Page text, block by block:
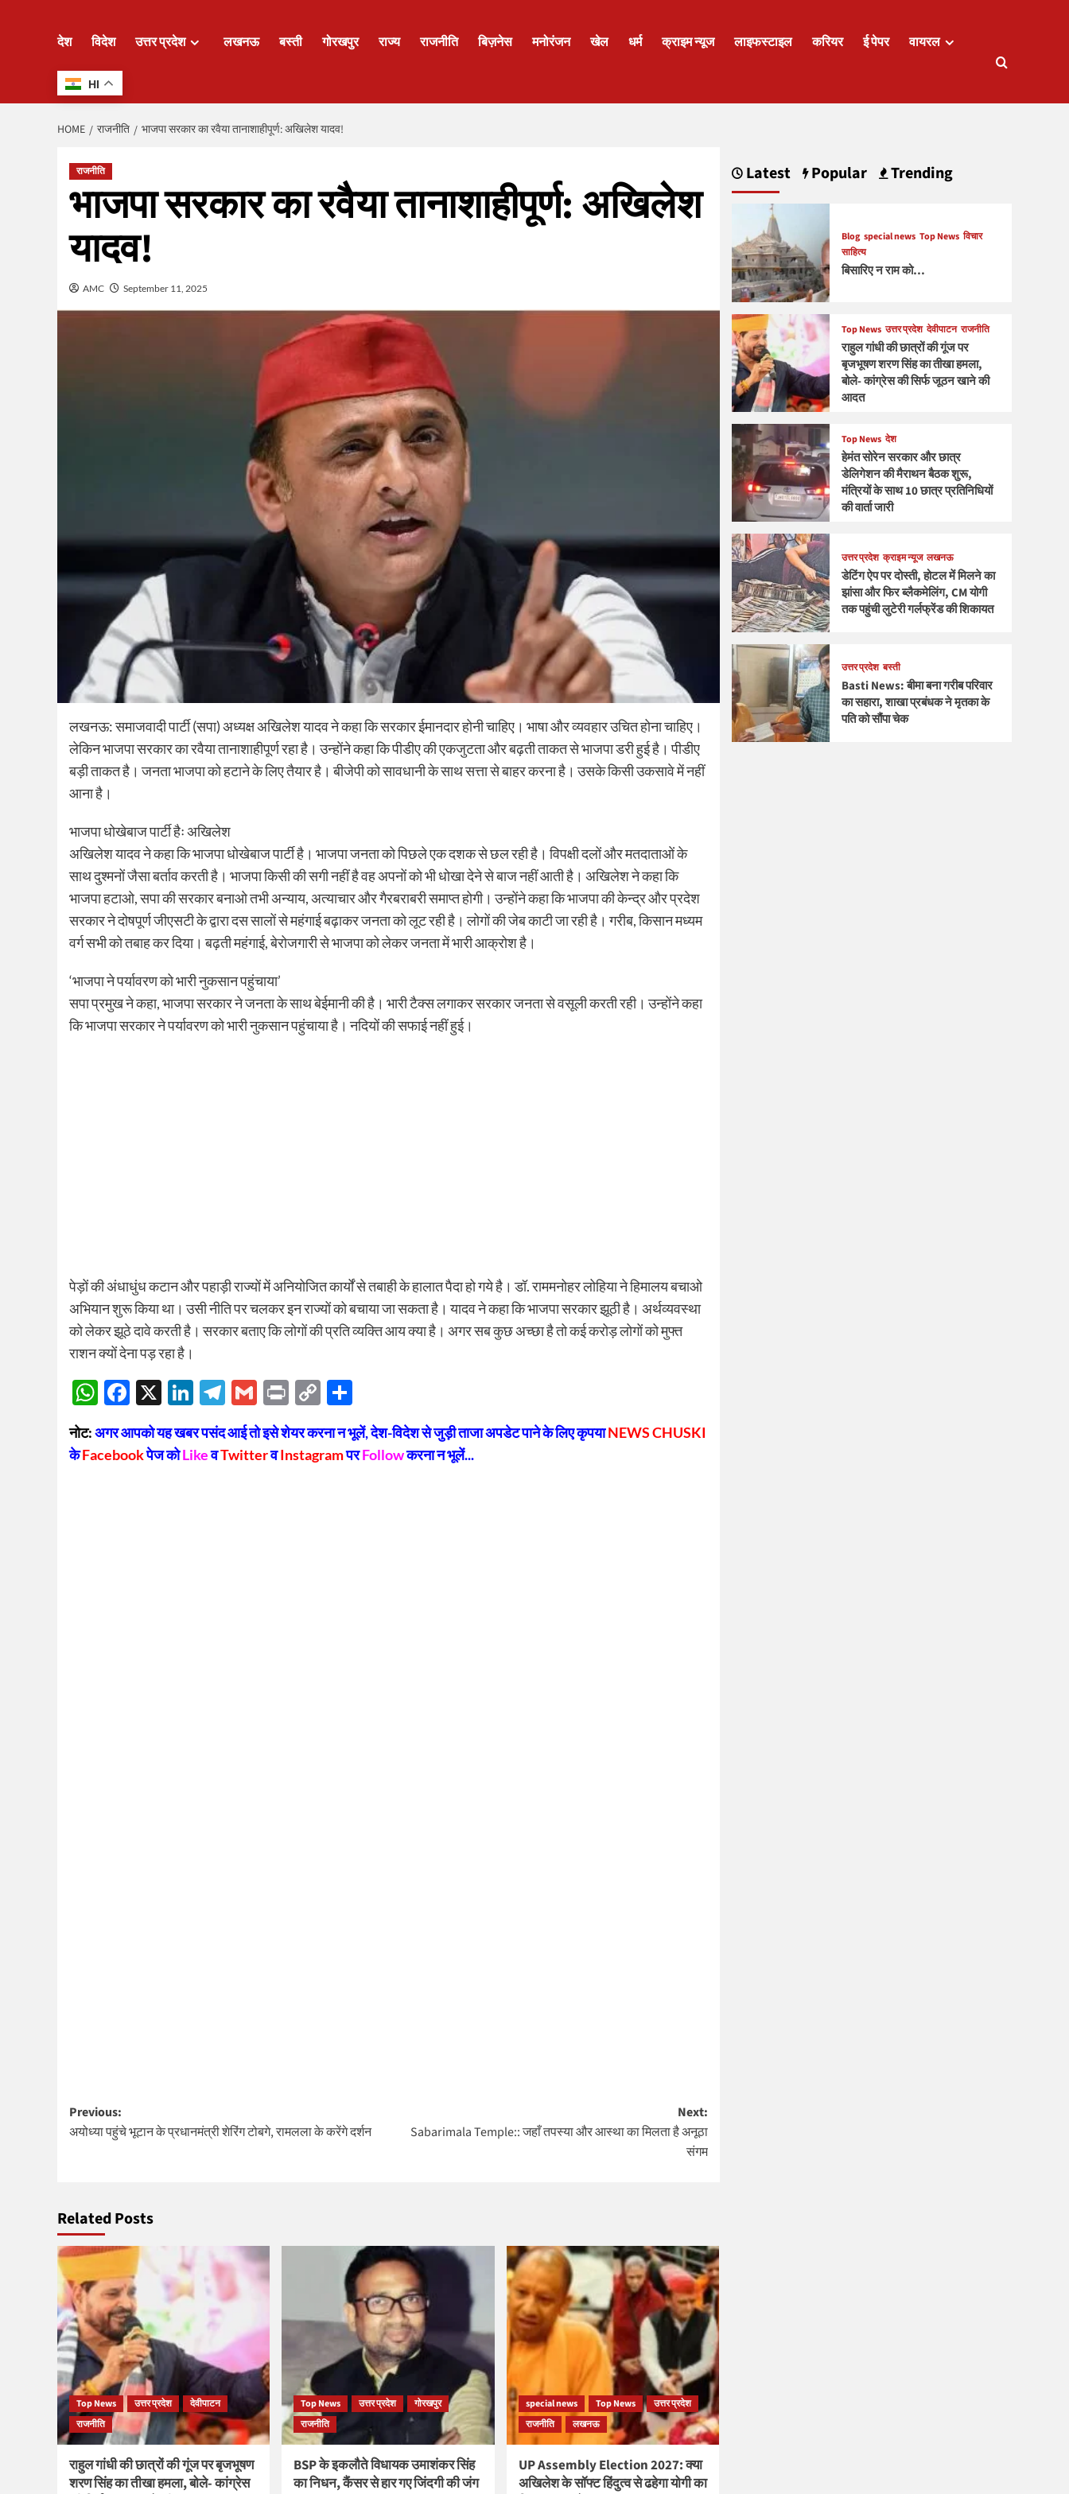
देश विदेश उत्तर प्रदेश लखनऊ बस्ती गोरखपुर राज्य राजनीति बिज़नेस मनोरंजन खेल धर्म क्राइम न्यूज लाइफस्टाइल करियर ई पेपर वायरल
HI
HOME राजनीति भाजपा सरकार का रवैया तानाशाहीपूर्ण: अखिलेश यादव!
राजनीति
भाजपा सरकार का रवैया तानाशाहीपूर्ण: अखिलेश
यादव!
AMC September 11, 2025
लखनऊ: समाजवादी पार्टी (सपा) अध्यक्ष अखिलेश यादव ने कहा कि सरकार ईमानदार होनी चाहिए। भाषा और व्यवहार उचित होना चाहिए।
लेकिन भाजपा सरकार का रवैया तानाशाहीपूर्ण रहा है। उन्होंने कहा कि पीडीए की एकजुटता और बढ़ती ताकत से भाजपा डरी हुई है। पीडीए
बड़ी ताकत है। जनता भाजपा को हटाने के लिए तैयार है। बीजेपी को सावधानी के साथ सत्ता से बाहर करना है। उसके किसी उकसावे में नहीं
आना है।
भाजपा धोखेबाज पार्टी हैः अखिलेश
अखिलेश यादव ने कहा कि भाजपा धोखेबाज पार्टी है। भाजपा जनता को पिछले एक दशक से छल रही है। विपक्षी दलों और मतदाताओं के
साथ दुश्मनों जैसा बर्ताव करती है। भाजपा किसी की सगी नहीं है वह अपनों को भी धोखा देने से बाज नहीं आती है। अखिलेश ने कहा कि
भाजपा हटाओ, सपा की सरकार बनाओ तभी अन्याय, अत्याचार और गैरबराबरी समाप्त होगी। उन्होंने कहा कि भाजपा की केन्द्र और प्रदेश
सरकार ने दोषपूर्ण जीएसटी के द्वारा दस सालों से महंगाई बढ़ाकर जनता को लूट रही है। लोगों की जेब काटी जा रही है। गरीब, किसान मध्यम
वर्ग सभी को तबाह कर दिया। बढ़ती महंगाई, बेरोजगारी से भाजपा को लेकर जनता में भारी आक्रोश है।
‘भाजपा ने पर्यावरण को भारी नुकसान पहुंचाया’
सपा प्रमुख ने कहा, भाजपा सरकार ने जनता के साथ बेईमानी की है। भारी टैक्स लगाकर सरकार जनता से वसूली करती रही। उन्होंने कहा
कि भाजपा सरकार ने पर्यावरण को भारी नुकसान पहुंचाया है। नदियों की सफाई नहीं हुई।
पेड़ों की अंधाधुंध कटान और पहाड़ी राज्यों में अनियोजित कार्यों से तबाही के हालात पैदा हो गये है। डॉ. राममनोहर लोहिया ने हिमालय बचाओ
अभियान शुरू किया था। उसी नीति पर चलकर इन राज्यों को बचाया जा सकता है। यादव ने कहा कि भाजपा सरकार झूठी है। अर्थव्यवस्था
को लेकर झूठे दावे करती है। सरकार बताए कि लोगों की प्रति व्यक्ति आय क्या है। अगर सब कुछ अच्छा है तो कई करोड़ लोगों को मुफ्त
राशन क्यों देना पड़ रहा है।
WhatsApp
Facebook
X LinkedIn
Telegram
GmailPrintCopy
Link
नोट:अगर आपको यह खबर पसंद आई तो इसे शेयर करना न भूलें, देश-विदेश से जुड़ी ताजा अपडेट पाने के लिए कृपयाNEWS CHUSKI
केFacebookपेज कोLikeवTwitterवInstagramपरFollowकरना न भूलें...
Post
navigation
Previous:
अयोध्या पहुंचे भूटान के प्रधानमंत्री शेरिंग टोबगे, रामलला के करेंगे दर्शन
Next:
Sabarimala Temple:: जहाँ तपस्या और आस्था का मिलता है अनूठा
संगम
Related Posts
Top News उत्तर प्रदेश
देवीपाटन
राजनीति
राहुल गांधी की छात्रों की गूंज पर बृजभूषण
शरण सिंह का तीखा हमला, बोले- कांग्रेस
Top News उत्तर प्रदेश
गोरखपुर
राजनीति
BSP के इकलौते विधायक उमाशंकर सिंह
का निधन, कैंसर से हार गए जिंदगी की जंग
special news Top News
उत्तर प्रदेश
राजनीति
लखनऊ
UP Assembly Election 2027: क्या
अखिलेश के सॉफ्ट हिंदुत्व से ढहेगा योगी का
Latest Popular Trending
Blog special news Top News विचार
साहित्य
बिसारिए न राम को…
Top News उत्तर प्रदेश देवीपाटन राजनीति
राहुल गांधी की छात्रों की गूंज पर
बृजभूषण शरण सिंह का तीखा हमला,
बोले- कांग्रेस की सिर्फ जूठन खाने की
आदत
Top News देश
हेमंत सोरेन सरकार और छात्र
डेलिगेशन की मैराथन बैठक शुरू,
मंत्रियों के साथ 10 छात्र प्रतिनिधियों
की वार्ता जारी
उत्तर प्रदेश क्राइम न्यूज लखनऊ
डेटिंग ऐप पर दोस्ती, होटल में मिलने का
झांसा और फिर ब्लैकमेलिंग, CM योगी
तक पहुंची लुटेरी गर्लफ्रेंड की शिकायत
उत्तर प्रदेश बस्ती
Basti News: बीमा बना गरीब परिवार
का सहारा, शाखा प्रबंधक ने मृतका के
पति को सौंपा चेक